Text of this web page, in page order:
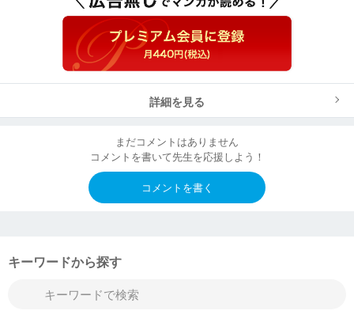
詳細を見る
まだコメントはありません
コメントを書いて先生を応援しよう！
コメントを書く
キーワードから探す